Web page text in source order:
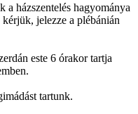
a házszentelés hagyománya
jelezze a plébánián
este 6 órakor tartja
tartunk.